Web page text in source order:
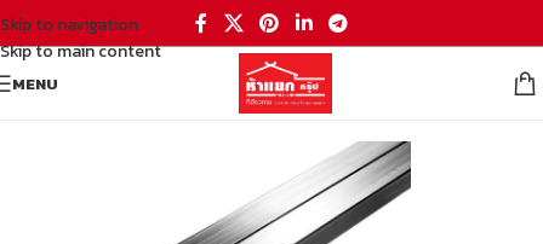
Skip to navigation
Skip to main content
MENU
เหล็กแป๊บแบน